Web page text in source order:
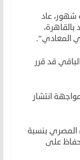
شهور، عاد
المعادي”.
قد قرر
انتشار
المصري بنسبة
على